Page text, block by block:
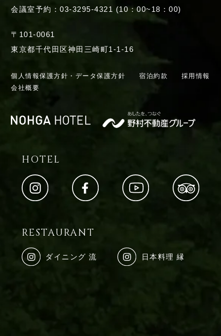
会議室予約：03-3295-4321 (10：00~18：00)
〒101-0061
東京都千代田区神田三崎町1-1-16
個人情報保護方針・データ保護方針 宿泊約款
採用情報
会社概要
HOTEL
RESTAURANT
ダイニング 流 日本料理 縁